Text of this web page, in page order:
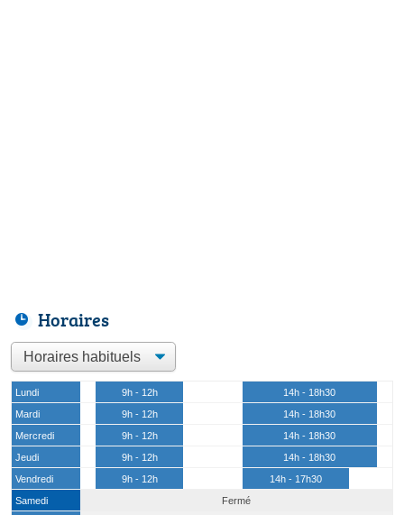
Horaires
Lundi 9h - 12h
14h - 18h30
Mardi
9h - 12h
14h - 18h30
Mercredi
9h - 12h
14h - 18h30
Jeudi
9h - 12h
14h - 18h30
Vendredi
9h - 12h
14h - 17h30
Samedi
Fermé